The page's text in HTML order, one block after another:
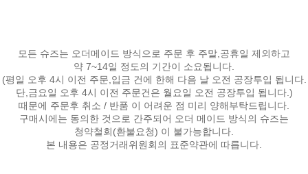
모든 슈즈는 오더메이드 방식으로 주문 후 주말,공휴일 제외하고
약 7~14일 정도의 기간이 소요됩니다.
(평일 오후 4시 이전 주문,입금 건에 한해 다음 날 오전 공장투입 됩니다.
단,금요일 오후 4시 이전 주문건은 월요일 오전 공장투입 됩니다.)
때문에 주문후 취소 / 반품 이 어려운 점 미리 양해부탁드립니다.
구매시에는 동의한 것으로 간주되어 오더 메이드 방식의 슈즈는
청약철회(환불요청) 이 불가능합니다.
본 내용은 공정거래위원회의 표준약관에 따릅니다.